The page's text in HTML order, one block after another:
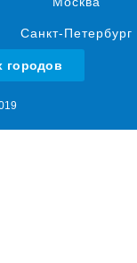
Санкт-Петербург
городов